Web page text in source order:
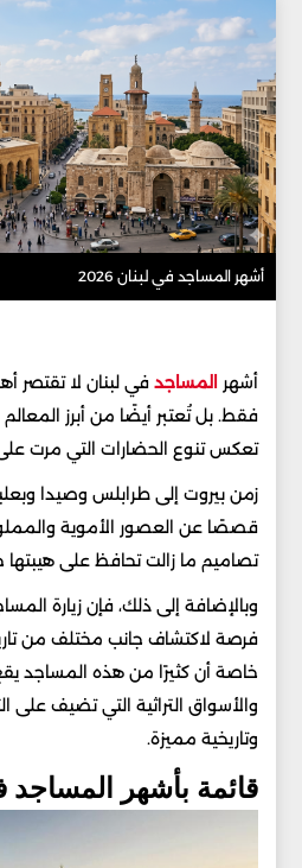
أشهر المساجد في لبنان 2026
أشهر المساجد في لبنان لا تقتصر
فقط. بل تُعتبر أيضًا من أبرز المعالم
تعكس تنوع الحضارات التي مرت على
زمن بيروت إلى طرابلس وصيدا
قصصًا عن العصور الأموية
تصاميم ما زالت تحافظ على هيبتها
وبالإضافة إلى ذلك، فإن زيارة
فرصة لاكتشاف جانب مختلف من
خاصة أن كثيرًا من هذه المساجد
والأسواق التراثية التي تضيف على
وتاريخية مميزة.
قائمة بأشهر المساجد